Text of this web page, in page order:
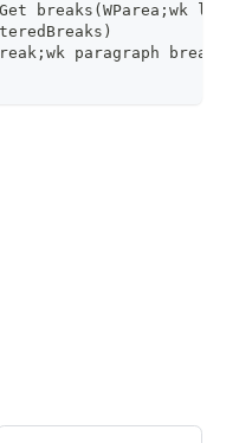
breaks(WParea;wk line
paragraph